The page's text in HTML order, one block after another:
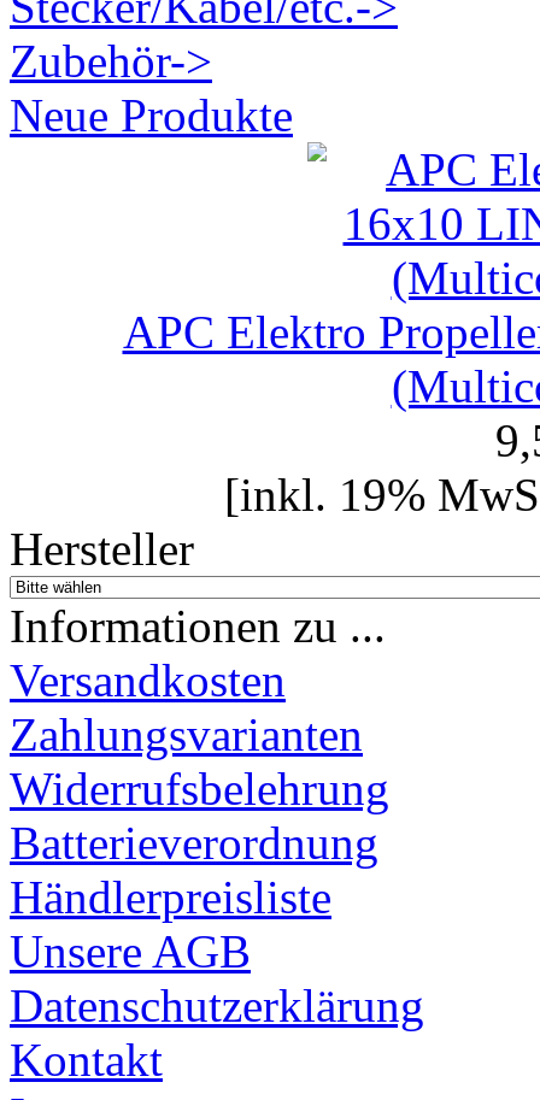
Zubehör->
Neue Produkte
APC Elektro
[inkl. 19%
Hersteller
Informationen zu ...
Versandkosten
Zahlungsvarianten
Widerrufsbelehrung
Batterieverordnung
Händlerpreisliste
Unsere AGB
Datenschutzerklärung
Kontakt